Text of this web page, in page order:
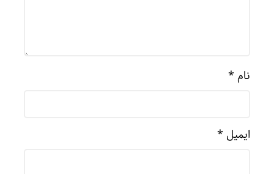
نام *
ایمیل *